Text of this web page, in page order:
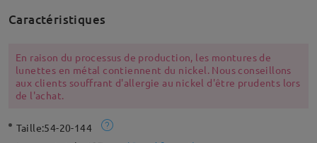
Caractéristiques
En raison du processus de production, les montures de
lunettes en métal contiennent du nickel. Nous conseillons
aux clients souffrant d'allergie au nickel d'être prudents lors
de l'achat.
Taille:54-20-144